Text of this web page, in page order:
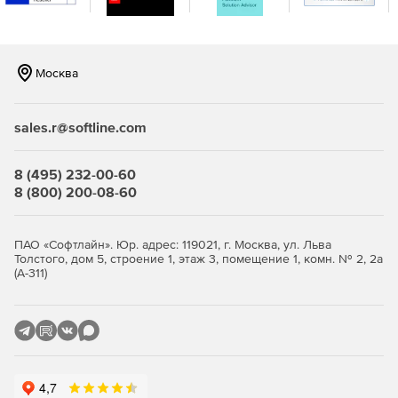
с поддержкой сенсорного ввода – разработка на
интерфейсом для разработки
платформе Windows Phone.
JustCode – анализ исходного кода, проверка ошибок,
среда для создания модульных тестов.
устранения узких мест и достижения оптимальной
Москва
sales.r@softline.com
8 (495) 232-00-60
8 (800) 200-08-60
ПАО «Софтлайн». Юр. адрес: 119021, г. Москва, ул. Льва
Толстого, дом 5, строение 1, этаж 3, помещение 1, комн. № 2, 2а
(А-311)